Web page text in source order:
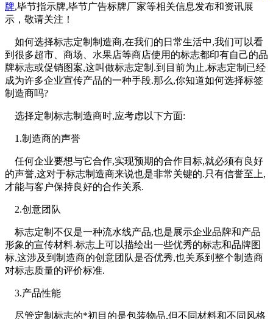
牌,毕节指示牌,毕节广告标牌厂家等相关信息发布和资讯展
示，敬请关注！
如何选择标志定制制造商,在我们的日常生活中,我们可以看
到很多超市、商场、水果店等商店使用的标志都印有自己的品
牌标志或促销图案,这叫做标志定制.到目前为止,标志定制已经
成为许多企业宣传产品的一种手段.那么,你知道如何选择标签
制造商吗?
选择定制标志制造商时,应考虑以下方面:
1.制造商的声誉
任何企业要想与它合作,实现预期的合作目标,就必须有良好
的声誉,这对于标志制造商来说也是非常关键的.只有信誉至上,
才能与客户保持良好的合作关系.
2.创意团队
标志定制不仅是一种流水线产品,也是展示企业品牌和产品
形象的宣传材料.标志上可以描绘出一些优秀的标志和品牌图
标,这涉及到制造商的创意团队是否优秀,也关系到整个制造商
对标志质量的评价标准.
3.产品性能
尽管定制标志的*初目的是包装物品,但不同材料和不同风格